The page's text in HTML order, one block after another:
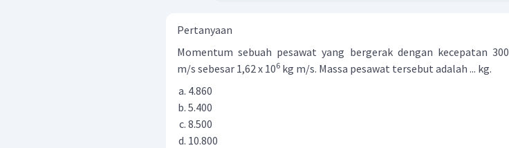
Pertanyaan
Momentum sebuah pesawat yang bergerak dengan kecepatan 300
m/s sebesar 1,62 x 106 kg m/s. Massa pesawat tersebut adalah ... kg.
4.860
5.400
8.500
10.800